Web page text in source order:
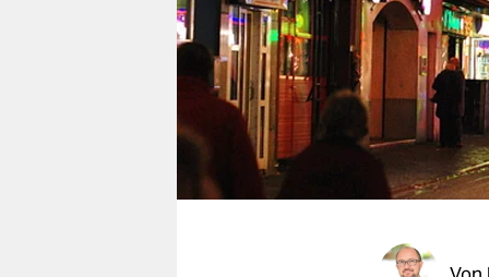
shop
fragen & hilfe
unterstützen
genossenschaft